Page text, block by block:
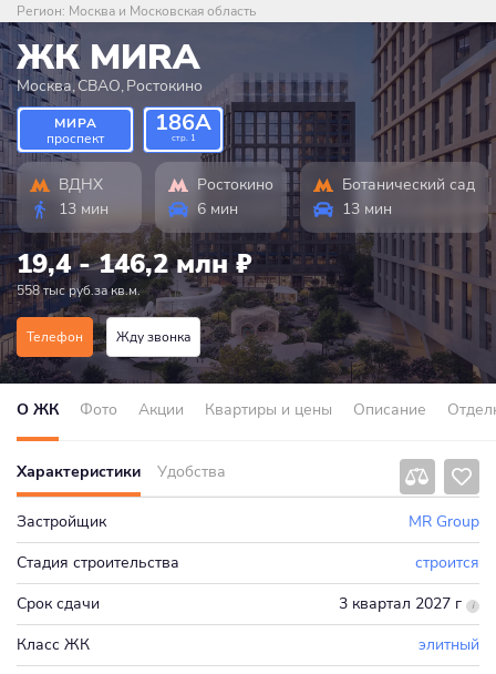
Регион: Москва и Московская область
ЖК MИRA
Москва,СВАО,Ростокино
МИРА
проспект
186А
стр. 1
ВДНХ
13 мин
Ростокино
6 мин
Ботанический сад
13 мин
19,4 - 146,2 млн₽
558 тыс руб.за кв.м.
Телефон Жду звонка
О ЖК Фото Акции Квартиры и цены Описание
Характеристики Удобства
Застройщик
MR Group
Стадия строительства
строится
Срок сдачи
3 квартал 2027 г
Класс ЖК
элитный